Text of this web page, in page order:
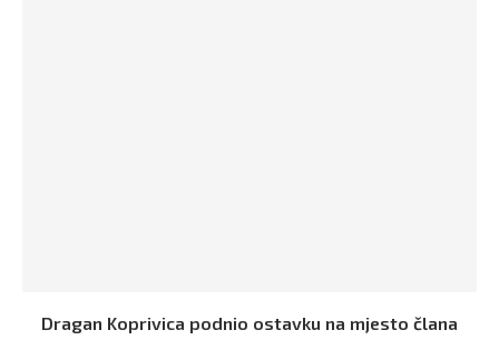
Dragan Koprivica podnio ostavku na mjesto člana